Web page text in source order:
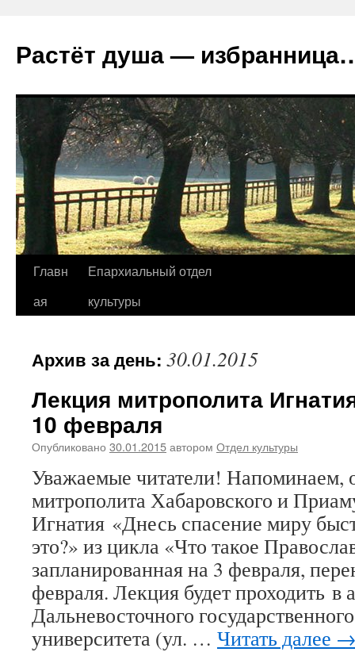
Растёт душа —
Перейти
Главн
ая
Епархиальный отдел
культуры
Архив за день: 30.01.2015
Лекция митрополита
10 февраля
Опубликовано 30.01.2015автором Отдел культуры
Уважаемые читатели! Напоминаем,
митрополита Хабаровского и
Игнатия «Днесь спасение миру
это?» из цикла «Что такое
запланированная на 3 февраля,
февраля. Лекция будет проходить в
Дальневосточного
университета (ул. … Читать далее